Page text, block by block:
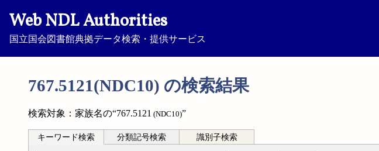
Web NDL Authorities
国立国会図書館典拠データ検索・提供サービス
767.5121(NDC10) の検索結果
検索対象：家族名の“767.5121 (NDC10)”
キーワード検索 分類記号検索 識別子検索